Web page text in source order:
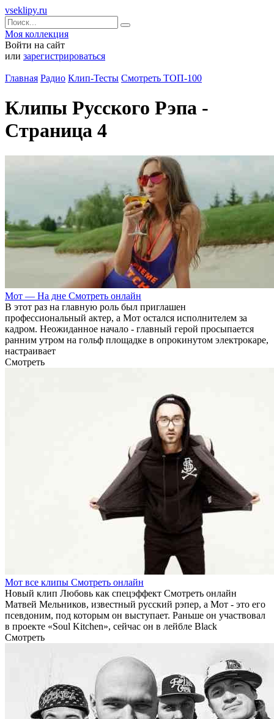
vseklipy.ru
Моя коллекция
Войти на сайт
или зарегистрироваться
Главная Радио Клип-Тесты Смотреть ТОП-100
Клипы Русского Рэпа -
Страница 4
Мот — На дне Смотреть онлайн
В этот раз на главную роль был приглашен
профессиональный актер, а Мот остался исполнителем за
кадром. Неожиданное начало - главный герой просыпается
ранним утром на гольф площадке в опрокинутом электрокаре,
настраивает
Смотреть
Мот все клипы Смотреть онлайн
Новый клип Любовь как спецэффект Смотреть онлайн
Матвей Мельников, известный русский рэпер, а Мот - это его
псевдоним, под которым он выступает. Раньше он участвовал
в проекте «Soul Kitchen», сейчас он в лейбле Black
Смотреть